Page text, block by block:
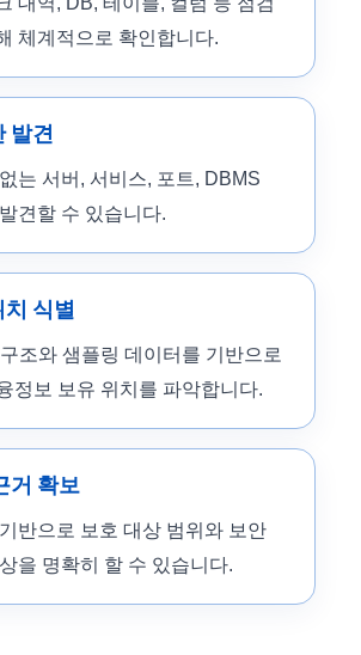
체계적으로 확인합니다.
발견
는 서버, 서비스, 포트, DBMS
견할 수 있습니다.
식별
조와 샘플링 데이터를 기반으로
정보 보유 위치를 파악합니다.
거 확보
반으로 보호 대상 범위와 보안
을 명확히 할 수 있습니다.